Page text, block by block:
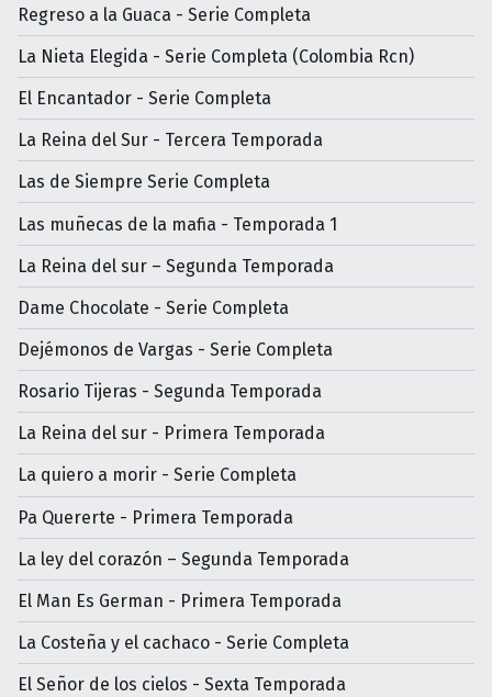
Regreso a la Guaca - Serie Completa
La Nieta Elegida - Serie Completa (Colombia Rcn)
El Encantador - Serie Completa
La Reina del Sur - Tercera Temporada
Las de Siempre Serie Completa
Las muñecas de la mafia - Temporada 1
La Reina del sur – Segunda Temporada
Dame Chocolate - Serie Completa
Dejémonos de Vargas - Serie Completa
Rosario Tijeras - Segunda Temporada
La Reina del sur - Primera Temporada
La quiero a morir - Serie Completa
Pa Quererte - Primera Temporada
La ley del corazón – Segunda Temporada
El Man Es German - Primera Temporada
La Costeña y el cachaco - Serie Completa
El Señor de los cielos - Sexta Temporada